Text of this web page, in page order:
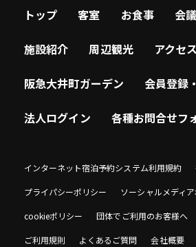
トップ 客室 お食事 会
施設紹介 周辺観光 アクセス
阪急大井町ガーデン 会員登録
法人ログイン 各種お問合せフ
インターネット宿泊予約システム利用規約
プライパシーポリシー ソーシャルメディ
cookieポリシー 団体でご利用のお客様へ
ご利用規則 よくあるご質問 会社概要